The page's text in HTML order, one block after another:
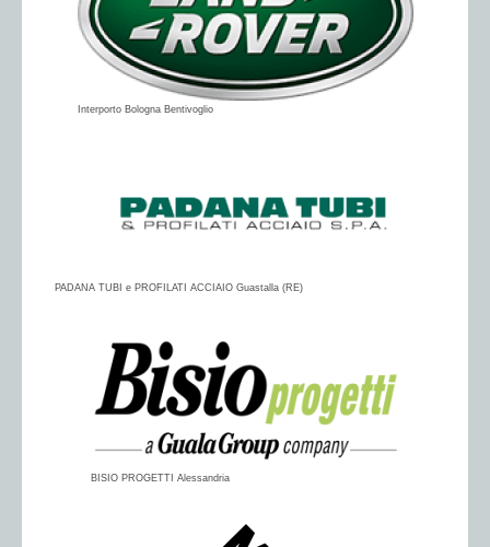
Interporto Bologna Bentivoglio
PADANA TUBI e PROFILATI ACCIAIO Guastalla (RE)
BISIO PROGETTI Alessandria